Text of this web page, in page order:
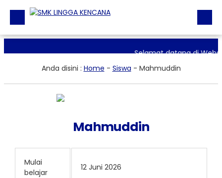
Beranda
Direktori
Download
Selamat datang di
Anda disini : Home - Siswa - Mahmuddin
Mahmuddin
Mulai
belajar
12 Juni 2026